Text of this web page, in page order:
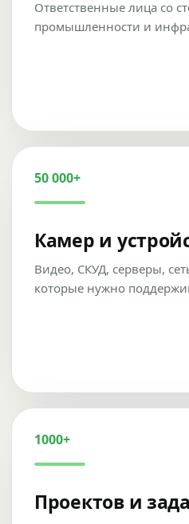
Ответственные лица со
промышленности и
50 000+
Камер и
Видео, СКУД, серверы,
которые нужно
1000+
Проектов и